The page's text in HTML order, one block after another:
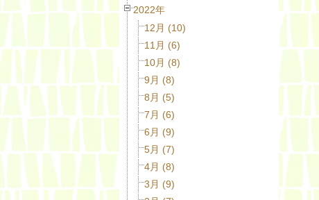
2022年
12月 (10)
11月 (6)
10月 (8)
9月 (8)
8月 (5)
7月 (6)
6月 (9)
5月 (7)
4月 (8)
3月 (9)